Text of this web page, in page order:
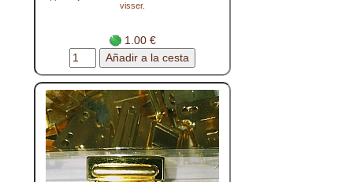
visser.
1.00 €